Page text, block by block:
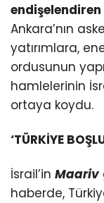
Ankara’nın
yatırımlara,
ordusunun
hamlelerinin
ortaya koydu.
‘TÜRKİYE
İsrail’in Maariv
haberde,